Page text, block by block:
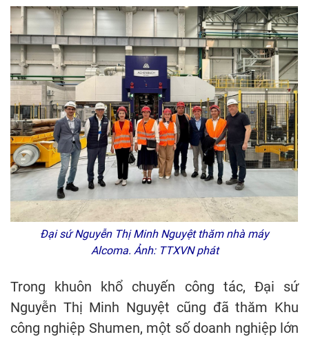
Đại sứ Nguyễn Thị Minh Nguyệt thăm nhà máy
Alcoma. Ảnh: TTXVN phát
Trong khuôn khổ chuyến công tác, Đại sứ
Nguyễn Thị Minh Nguyệt cũng đã thăm Khu
công nghiệp Shumen, một số doanh nghiệp lớn